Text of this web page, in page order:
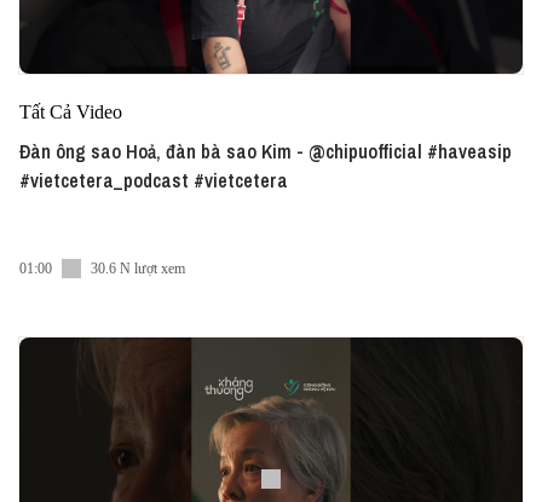
Tất Cả Video
Đàn ông sao Hoả, đàn bà sao Kim - @chipuofficial #haveasip
#vietcetera_podcast #vietcetera
01:00 30.6 N lượt xem